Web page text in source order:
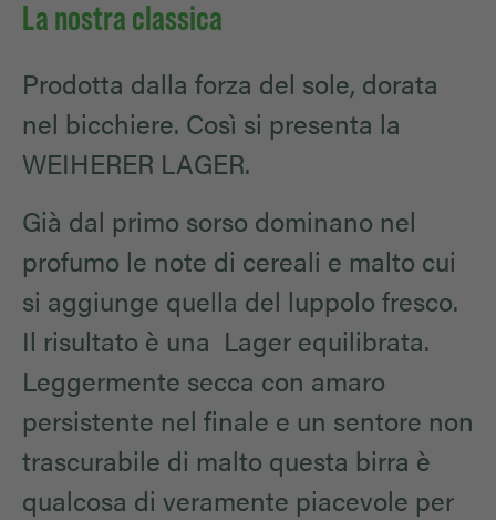
La nostra classica
Prodotta dalla forza del sole, dorata
nel bicchiere. Così si presenta la
WEIHERER LAGER.
Già dal primo sorso dominano nel
profumo le note di cereali e malto cui
si aggiunge quella del luppolo fresco.
Il risultato è una Lager equilibrata.
Leggermente secca con amaro
persistente nel finale e un sentore non
trascurabile di malto questa birra è
qualcosa di veramente piacevole per